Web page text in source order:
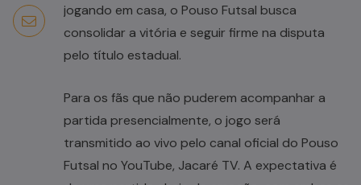
jogando em casa, o Pouso Futsal busca
consolidar a vitória e seguir firme na disputa
pelo título estadual.
Para os fãs que não puderem acompanhar a
partida presencialmente, o jogo será
transmitido ao vivo pelo canal oficial do Pouso
Futsal no YouTube, Jacaré TV. A expectativa é